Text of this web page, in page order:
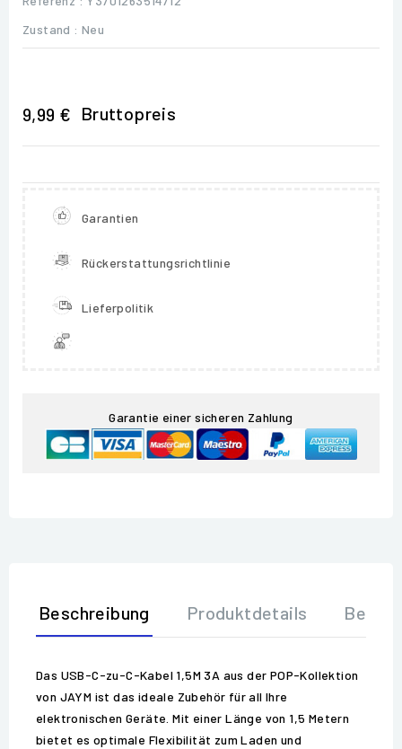
Zustand : Neu
9,99 € Bruttopreis
Garantien
Rückerstattungsrichtlinie
Lieferpolitik
Garantie einer sicheren Zahlung
Beschreibung Produktdetails
Das USB-C-zu-C-Kabel 1,5M 3A aus der POP-Kollektion
von JAYM ist das ideale Zubehör für all Ihre
elektronischen Geräte. Mit einer Länge von 1,5 Metern
bietet es optimale Flexibilität zum Laden und